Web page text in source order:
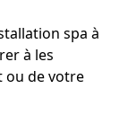
spa à
à les
ou de votre